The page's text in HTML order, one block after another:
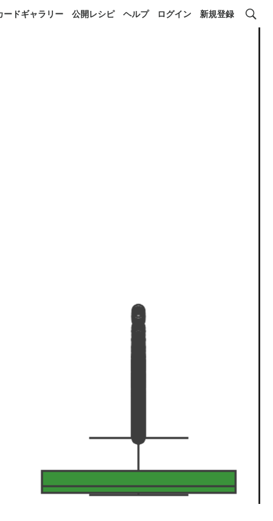
ードギャラリー 公開レシピ ヘルプ ログイン 新規登録